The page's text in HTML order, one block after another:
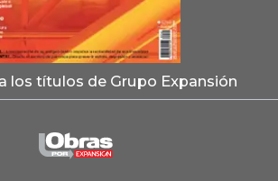
los títulos de Grupo Expansión